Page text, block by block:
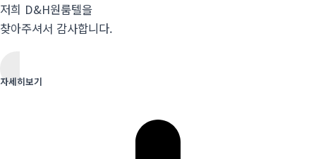
저희 D&H원룸텔을
찾아주셔서 감사합니다.
자세히보기